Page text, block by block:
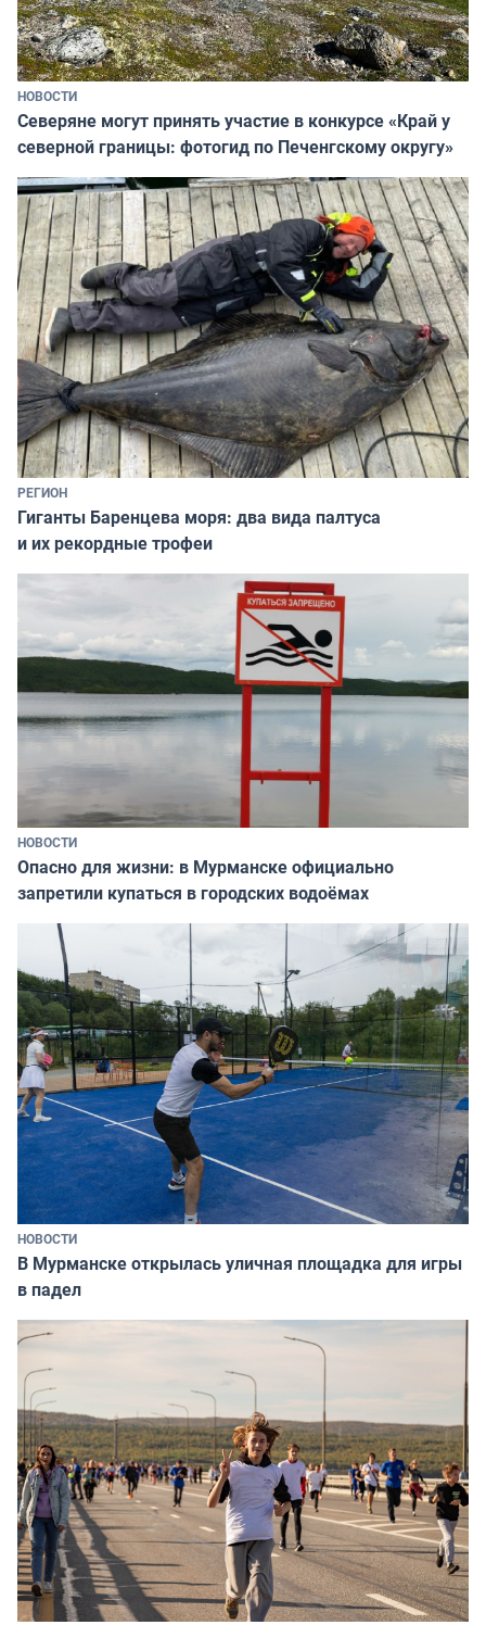
НОВОСТИ
Северяне могут принять участие в конкурсе «Край у
северной границы: фотогид по Печенгскому округу»
РЕГИОН
Гиганты Баренцева моря: два вида палтуса
и их рекордные трофеи
НОВОСТИ
Опасно для жизни: в Мурманске официально
запретили купаться в городских водоёмах
НОВОСТИ
В Мурманске открылась уличная площадка для игры
в падел